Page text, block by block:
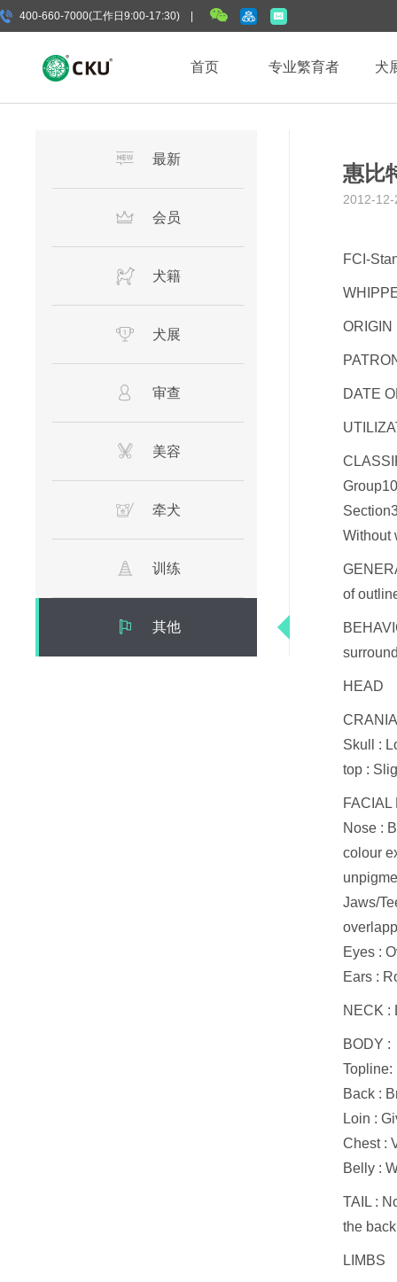
400-660-7000(工作日9:00-17:30) |
首页 专业繁育者 犬
最新
会员
犬籍
犬展
审查
美容
牵犬
训练
其他
惠比
2012-
FCI-
ORIGIN
DATE
Without
of
HEAD
Skull :
top :
FACIAL
Nose :
colour
Jaws/
Eyes :
Ears :
NECK :
BODY :
Topline:
Back :
Loin :
Chest :
Belly :
TAIL :
the
LIMBS